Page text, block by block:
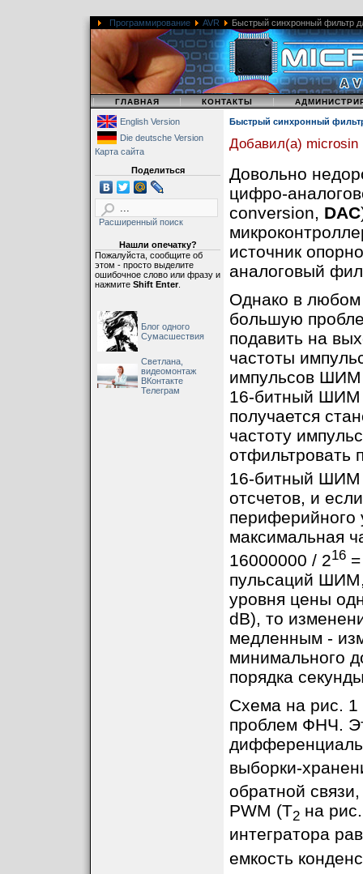
Программирование AVR Быстрый синхронный фильтр
| ГЛАВНАЯ | КОНТАКТЫ |
English Version
Die deutsche Version
Карта сайта
Поделиться
Расширенный поиск
Нашли опечатку?
Пожалуйста, сообщите об
этом - просто выделите
ошибочное слово или фразу и
нажмите Shift Enter.
Блог одного
Сумасшествия
Светлана,
видеомонтаж
ВКонтакте
Телеграм
Быстрый синхронный
Добавил(а) microsin
Довольно
цифро-
conversion, DAC
источник
аналоговый
Однако в
большую
подавить на
частоты
импульсов ШИМ
16-битный ШИМ
получается
частоту
16-битный ШИМ
отсчетов, и
периферийного
максимальная
16000000 / 216
пульсаций ШИМ,
уровня цены
dB), то
медленным -
минимального
порядка
Схема на рис. 1
проблем ФНЧ.
выборки-
обратной
PWM (T2 на
интегратора
емкость